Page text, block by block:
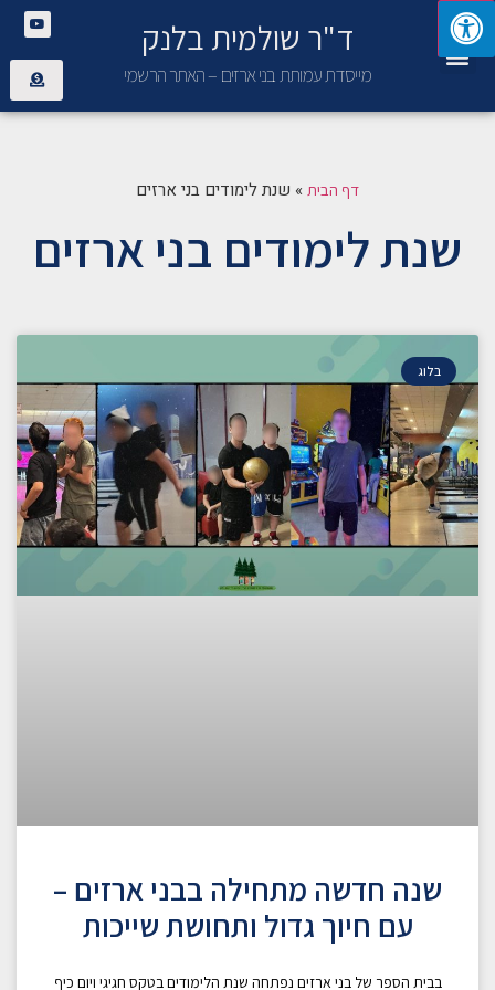
ד"ר שולמית בלנק
מייסדת עמותת בני ארזים – האתר הרשמי
דף הבית » שנת לימודים בני ארזים
שנת לימודים בני ארזים
בלוג
שנה חדשה מתחילה בבני ארזים –
עם חיוך גדול ותחושת שייכות
בבית הספר של בני ארזים נפתחה שנת הלימודים בטקס חגיגי ויום כיף